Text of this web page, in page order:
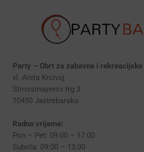
Party – Obrt za zabavne i
vl. Anita Krcivoj
Strossmayerov trg 3
10450 Jastrebarsko
Radno vrijeme:
Pon – Pet: 09:00 – 17:00
Subota: 09:00 – 13:00